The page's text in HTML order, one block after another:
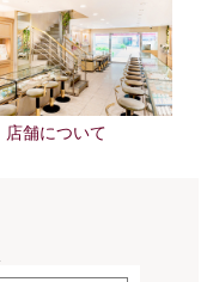
店舗について